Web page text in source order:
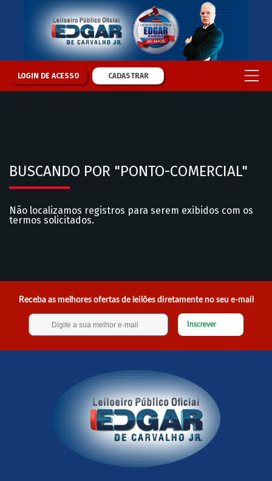
LOGIN DE ACESSO CADASTRAR
BUSCANDO POR "PONTO-COMERCIAL"
Não localizamos registros para serem exibidos com os
termos solicitados.
Receba as melhores ofertas de leilões diretamente no seu e-mail
Inscrever